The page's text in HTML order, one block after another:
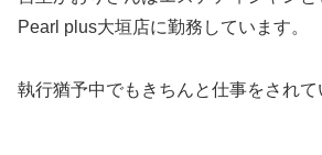
Pearl plus大垣店に勤務しています。
執行猶予中でもきちんと仕事をされて